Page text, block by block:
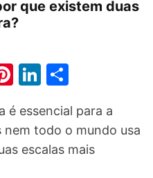
que existem duas
Pi
er
e
st
Li
k
e
dI
ar
e
é essencial para a
todo o mundo usa
escalas mais